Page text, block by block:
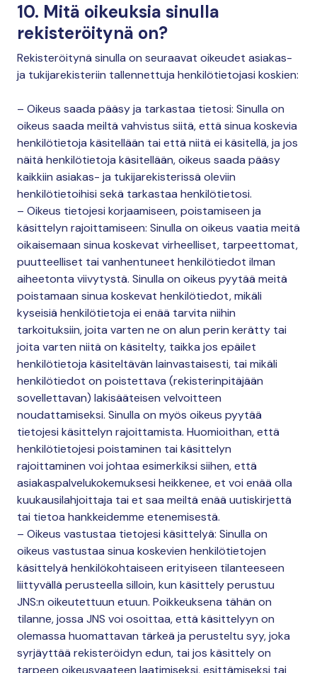
10. Mitä oikeuksia sinulla
rekisteröitynä on?
Rekisteröitynä sinulla on seuraavat oikeudet asiakas-
ja tukijarekisteriin tallennettuja henkilötietojasi koskien:
– Oikeus saada pääsy ja tarkastaa tietosi: Sinulla on
oikeus saada meiltä vahvistus siitä, että sinua koskevia
henkilötietoja käsitellään tai että niitä ei käsitellä, ja jos
näitä henkilötietoja käsitellään, oikeus saada pääsy
kaikkiin asiakas- ja tukijarekisterissä oleviin
henkilötietoihisi sekä tarkastaa henkilötietosi.
– Oikeus tietojesi korjaamiseen, poistamiseen ja
käsittelyn rajoittamiseen: Sinulla on oikeus vaatia meitä
oikaisemaan sinua koskevat virheelliset, tarpeettomat,
puutteelliset tai vanhentuneet henkilötiedot ilman
aiheetonta viivytystä. Sinulla on oikeus pyytää meitä
poistamaan sinua koskevat henkilötiedot, mikäli
kyseisiä henkilötietoja ei enää tarvita niihin
tarkoituksiin, joita varten ne on alun perin kerätty tai
joita varten niitä on käsitelty, taikka jos epäilet
henkilötietoja käsiteltävän lainvastaisesti, tai mikäli
henkilötiedot on poistettava (rekisterinpitäjään
sovellettavan) lakisääteisen velvoitteen
noudattamiseksi. Sinulla on myös oikeus pyytää
tietojesi käsittelyn rajoittamista. Huomioithan, että
henkilötietojesi poistaminen tai käsittelyn
rajoittaminen voi johtaa esimerkiksi siihen, että
asiakaspalvelukokemuksesi heikkenee, et voi enää olla
kuukausilahjoittaja tai et saa meiltä enää uutiskirjettä
tai tietoa hankkeidemme etenemisestä.
– Oikeus vastustaa tietojesi käsittelyä: Sinulla on
oikeus vastustaa sinua koskevien henkilötietojen
käsittelyä henkilökohtaiseen erityiseen tilanteeseen
liittyvällä perusteella silloin, kun käsittely perustuu
JNS:n oikeutettuun etuun. Poikkeuksena tähän on
tilanne, jossa JNS voi osoittaa, että käsittelyyn on
olemassa huomattavan tärkeä ja perusteltu syy, joka
syrjäyttää rekisteröidyn edun, tai jos käsittely on
tarpeen oikeusvaateen laatimiseksi, esittämiseksi tai